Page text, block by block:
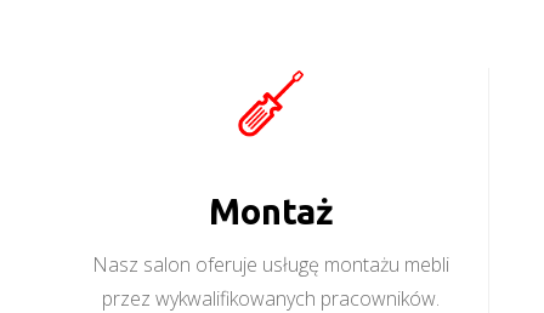
Montaż
Nasz salon oferuje usługę montażu mebli
przez wykwalifikowanych pracowników.